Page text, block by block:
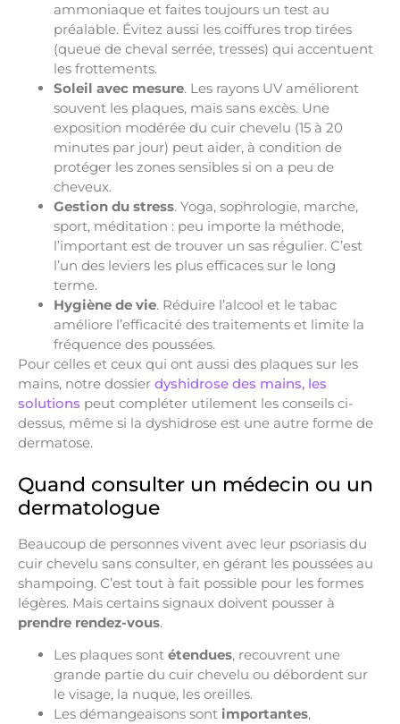
ammoniaque et faites toujours un test au
préalable. Évitez aussi les coiffures trop tirées
(queue de cheval serrée, tresses) qui accentuent
les frottements.
Soleil avec mesure. Les rayons UV améliorent
souvent les plaques, mais sans excès. Une
exposition modérée du cuir chevelu (15 à 20
minutes par jour) peut aider, à condition de
protéger les zones sensibles si on a peu de
cheveux.
Gestion du stress. Yoga, sophrologie, marche,
sport, méditation : peu importe la méthode,
l’important est de trouver un sas régulier. C’est
l’un des leviers les plus efficaces sur le long
terme.
Hygiène de vie. Réduire l’alcool et le tabac
améliore l’efficacité des traitements et limite la
fréquence des poussées.
Pour celles et ceux qui ont aussi des plaques sur les
mains, notre dossier dyshidrose des mains, les
solutions peut compléter utilement les conseils ci-
dessus, même si la dyshidrose est une autre forme de
dermatose.
Quand consulter un médecin ou un
dermatologue
Beaucoup de personnes vivent avec leur psoriasis du
cuir chevelu sans consulter, en gérant les poussées au
shampoing. C’est tout à fait possible pour les formes
légères. Mais certains signaux doivent pousser à
prendre rendez-vous.
Les plaques sont étendues, recouvrent une
grande partie du cuir chevelu ou débordent sur
le visage, la nuque, les oreilles.
Les démangeaisons sont importantes,